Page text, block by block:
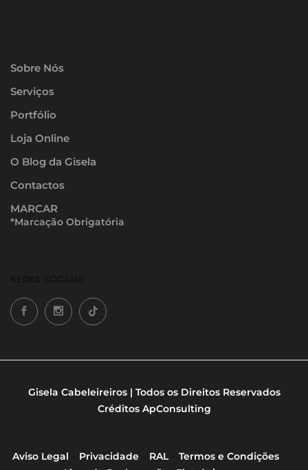
Sobre Nós
Serviços
Portfólio
Loja Online
O Blog da Gisela
Contactos
MARCAR
*Marcação Obrigatória
Gisela Cabeleireiros | Todos os Direitos Reservados
Créditos ApConsulting
Aviso Legal Privacidade– RAL– Termos e Condições